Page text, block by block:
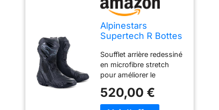
Alpinestars
Supertech R Bottes
schwarz/grau/rot,
41
Soufflet arrière redessiné
en microfibre stretch
pour améliorer le
avant et arrière. La
nouvelle zone flexible
520,00 €